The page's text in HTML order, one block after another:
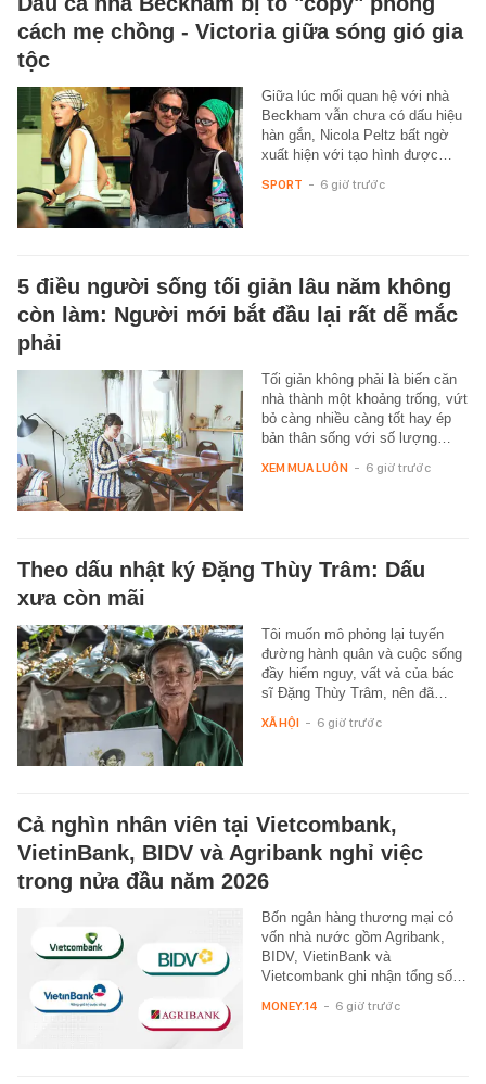
cách mẹ chồng - Victoria giữa sóng gió gia
tộc
Giữa lúc mối quan hệ với nhà
Beckham vẫn chưa có dấu hiệu
hàn gắn, Nicola Peltz bất ngờ
xuất hiện với tạo hình được…
SPORT - 6 giờ trước
5 điều người sống tối giản lâu năm không
còn làm: Người mới bắt đầu lại rất dễ mắc
phải
Tối giản không phải là biến căn
nhà thành một khoảng trống, vứt
bỏ càng nhiều càng tốt hay ép
bản thân sống với số lượng…
XEM MUA LUÔN - 6 giờ trước
Theo dấu nhật ký Đặng Thùy Trâm: Dấu
xưa còn mãi
Tôi muốn mô phỏng lại tuyến
đường hành quân và cuộc sống
đầy hiểm nguy, vất vả của bác
sĩ Đặng Thùy Trâm, nên đã…
XÃ HỘI - 6 giờ trước
Cả nghìn nhân viên tại Vietcombank,
VietinBank, BIDV và Agribank nghỉ việc
trong nửa đầu năm 2026
Bốn ngân hàng thương mại có
vốn nhà nước gồm Agribank,
BIDV, VietinBank và
Vietcombank ghi nhận tổng số…
MONEY.14 - 6 giờ trước